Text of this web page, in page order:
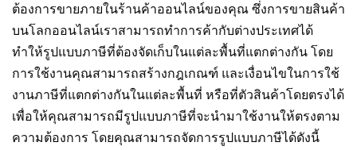
ต้องการขายภายในร้านค้าออนไลน์ของคุณ ซึ่งการขายสินค้า
บนโลกออนไลน์เราสามารถทำการค้ากับต่างประเทศได้
ทำให้รูปแบบภาษีที่ต้องจัดเก็บในแต่ละพื้นที่แตกต่างกัน โดย
การใช้งานคุณสามารถสร้างกฎเกณฑ์ และเงื่อนไขในการใช้
งานภาษีที่แตกต่างกันในแต่ละพื้นที่ หรือที่ตัวสินค้าโดยตรงได้
เพื่อให้คุณสามารถมีรูปแบบภาษีที่จะนำมาใช้งานให้ตรงตาม
ความต้องการ โดยคุณสามารถจัดการรูปแบบภาษีได้ดังนี้